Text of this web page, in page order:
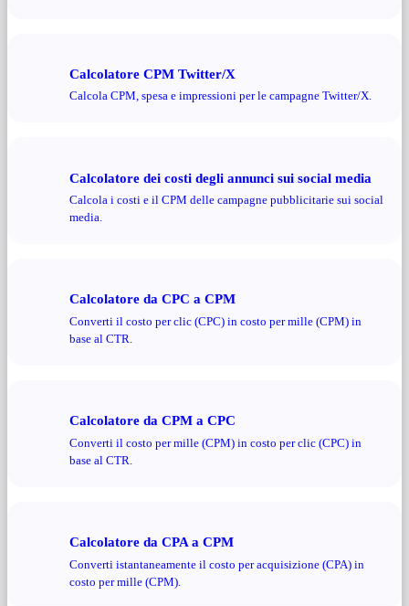
Calcolatore CPM Twitter/X
Calcola CPM, spesa e impressioni per le campagne Twitter/X.
Calcolatore dei costi degli annunci sui social media
Calcola i costi e il CPM delle campagne pubblicitarie sui social
media.
Calcolatore da CPC a CPM
Converti il ​​costo per clic (CPC) in costo per mille (CPM) in
base al CTR.
Calcolatore da CPM a CPC
Converti il ​​costo per mille (CPM) in costo per clic (CPC) in
base al CTR.
Calcolatore da CPA a CPM
Converti istantaneamente il costo per acquisizione (CPA) in
costo per mille (CPM).